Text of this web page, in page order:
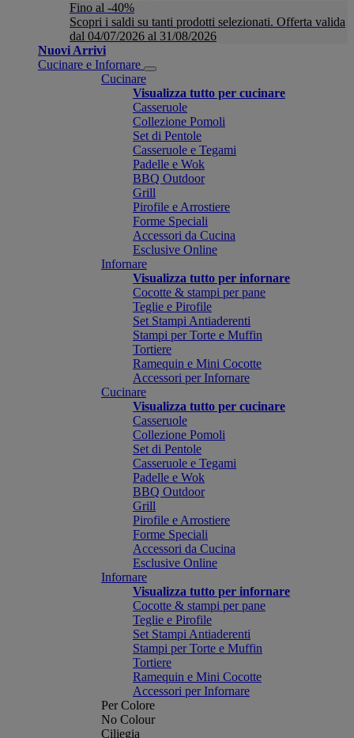
Fino al -40%
Scopri i saldi su tanti prodotti selezionati. Offerta valida
dal 04/07/2026 al 31/08/2026
Nuovi Arrivi
Cucinare e Infornare
Cucinare
Visualizza tutto per cucinare
Casseruole
Collezione Pomoli
Set di Pentole
Casseruole e Tegami
Padelle e Wok
BBQ Outdoor
Grill
Pirofile e Arrostiere
Forme Speciali
Accessori da Cucina
Esclusive Online
Infornare
Visualizza tutto per infornare
Cocotte & stampi per pane
Teglie e Pirofile
Set Stampi Antiaderenti
Stampi per Torte e Muffin
Tortiere
Ramequin e Mini Cocotte
Accessori per Infornare
Cucinare
Visualizza tutto per cucinare
Casseruole
Collezione Pomoli
Set di Pentole
Casseruole e Tegami
Padelle e Wok
BBQ Outdoor
Grill
Pirofile e Arrostiere
Forme Speciali
Accessori da Cucina
Esclusive Online
Infornare
Visualizza tutto per infornare
Cocotte & stampi per pane
Teglie e Pirofile
Set Stampi Antiaderenti
Stampi per Torte e Muffin
Tortiere
Ramequin e Mini Cocotte
Accessori per Infornare
Per Colore
No Colour
Ciliegia